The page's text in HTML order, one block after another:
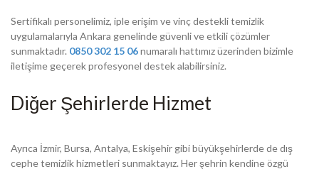
Sertifikalı personelimiz, iple erişim ve vinç destekli temizlik
uygulamalarıyla Ankara genelinde güvenli ve etkili çözümler
sunmaktadır. 0850 302 15 06numaralı hattımız üzerinden bizimle
iletişime geçerek profesyonel destek alabilirsiniz.
Diğer Şehirlerde Hizmet
Ayrıca İzmir, Bursa, Antalya, Eskişehir gibi büyükşehirlerde de dış
cephe temizlik hizmetleri sunmaktayız. Her şehrin kendine özgü